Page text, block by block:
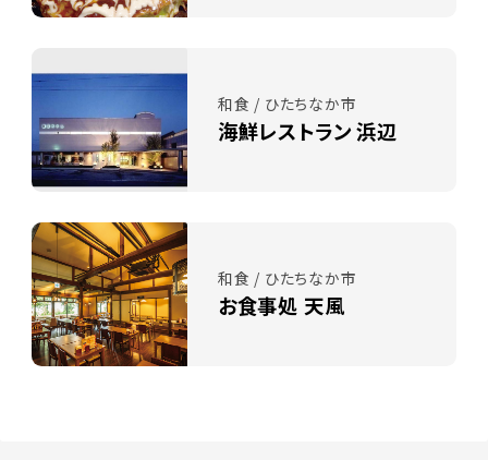
和食 / ひたちなか市
海鮮レストラン 浜辺
和食 / ひたちなか市
お食事処 天風